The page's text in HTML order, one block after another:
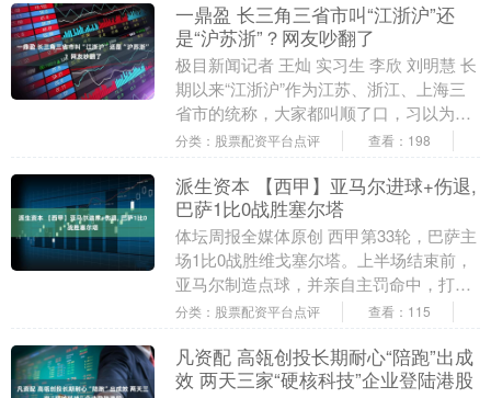
一鼎盈 长三角三省市叫“江浙沪”还
是“沪苏浙”？网友吵翻了
极目新闻记者 王灿 实习生 李欣 刘明慧 长
期以来“江浙沪”作为江苏、浙江、上海三
省市的统称，大家都叫顺了口，习以为
常。近日有细心的网友发现，官方文件和
分类：股票配资平台点评 查看：198
派生资本 【西甲】亚马尔进球+伤退,
巴萨1比0战胜塞尔塔
体坛周报全媒体原创 西甲第33轮，巴萨主
场1比0战胜维戈塞尔塔。上半场结束前，
亚马尔制造点球，并亲自主罚命中，打入
全场比赛唯一进球。打入点球后，亚马尔
分类：股票配资平台点评 查看：115
凡资配 高瓴创投长期耐心“陪跑”出成
效 两天三家“硬核科技”企业登陆港股